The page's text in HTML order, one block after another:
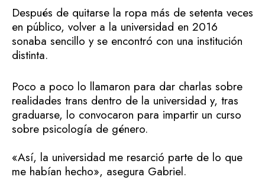
Después de quitarse la ropa más de setenta veces
en público, volver a la universidad en 2016
sonaba sencillo y se encontró con una institución
distinta.
Poco a poco lo llamaron para dar charlas sobre
realidades trans dentro de la universidad y, tras
graduarse, lo convocaron para impartir un curso
sobre psicología de género.
«Así, la universidad me resarció parte de lo que
me habían hecho», asegura Gabriel.